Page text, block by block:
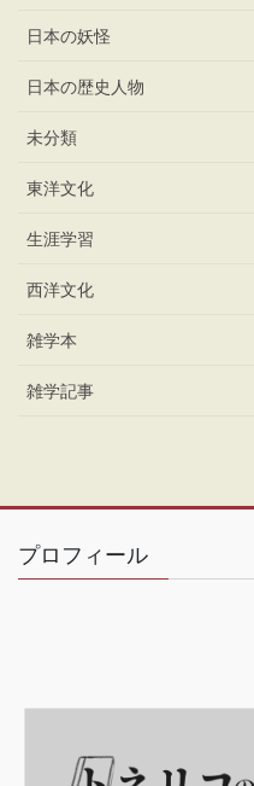
日本の妖怪
日本の歴史人物
未分類
東洋文化
生涯学習
西洋文化
雑学本
雑学記事
プロフィール